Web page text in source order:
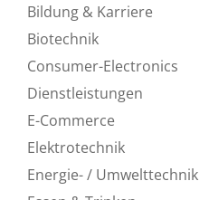
Bildung & Karriere
Biotechnik
Consumer-Electronics
Dienstleistungen
E-Commerce
Elektrotechnik
Energie- / Umwelttechnik